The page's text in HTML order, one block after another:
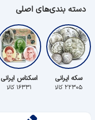
دسته بندی‌های اصلی
سکه ایرانی
۲۲۳۰۵ کالا
اسکناس ایرانی
۱۶۳۳۱ کالا